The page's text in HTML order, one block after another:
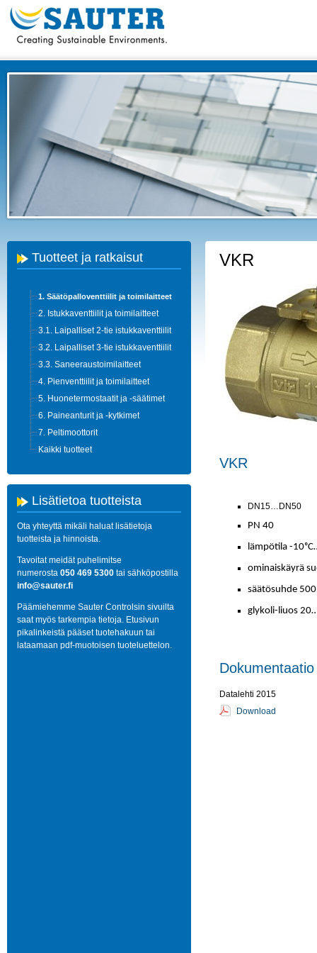
Tuotteet ja ratkaisut
1. Säätöpalloventtiilit ja toimilaitteet
2. Istukkaventtiilit ja toimilaitteet
3.1. Laipalliset 2-tie istukkaventtiilit
3.2. Laipalliset 3-tie istukkaventtiilit
3.3. Saneeraustoimilaitteet
4. Pienventtiilit ja toimilaitteet
5. Huonetermostaatit ja -säätimet
6. Paineanturit ja -kytkimet
7. Peltimoottorit
Kaikki tuotteet
Lisätietoa tuotteista
Ota yhteyttä mikäli haluat lisätietoja
tuotteista ja hinnoista.
Tavoitat meidät puhelimitse
numerosta 050 469 5300 tai sähköpostilla
info@sauter.fi
Päämiehemme Sauter Controlsin sivuilta
saat myös tarkempia tietoja. Etusivun
pikalinkeistä pääset tuotehakuun tai
lataamaan pdf-muotoisen tuoteluettelon.
VKR
VKR
DN15…DN50
PN 40
lämpötila -
ominaiskäyrä
säätösuhde
glykoli-liuos
Dokumentaatio
Datalehti 2015
Download